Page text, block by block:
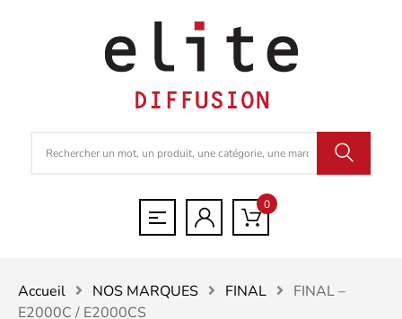
0
Accueil NOS MARQUES FINAL
FINAL –
E2000C / E2000CS